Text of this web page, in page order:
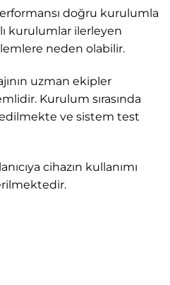
doğru kurulumla
kurulumlar ilerleyen
neden olabilir.
uzman ekipler
Kurulum sırasında
ve sistem test
cihazın kullanımı